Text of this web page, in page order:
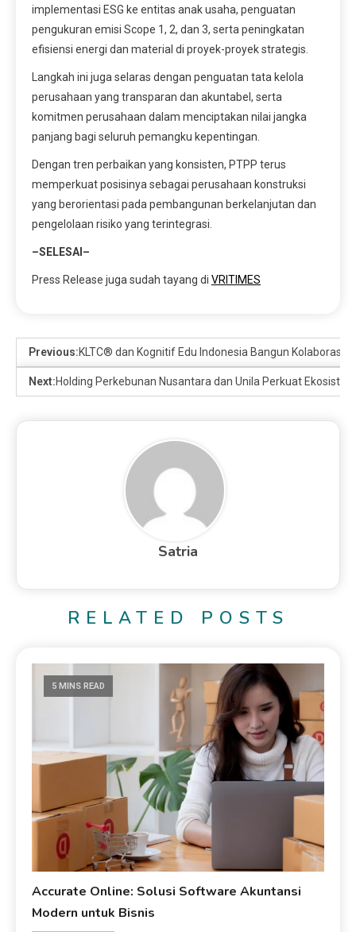
implementasi ESG ke entitas anak usaha, penguatan
pengukuran emisi Scope 1, 2, dan 3, serta peningkatan
efisiensi energi dan material di proyek-proyek strategis.
Langkah ini juga selaras dengan penguatan tata kelola
perusahaan yang transparan dan akuntabel, serta
komitmen perusahaan dalam menciptakan nilai jangka
panjang bagi seluruh pemangku kepentingan.
Dengan tren perbaikan yang konsisten, PTPP terus
memperkuat posisinya sebagai perusahaan konstruksi
yang berorientasi pada pembangunan berkelanjutan dan
pengelolaan risiko yang terintegrasi.
–SELESAI–
Press Release juga sudah tayang di VRITIMES
Previous:KLTC® dan Kognitif Edu Indonesia Bangun Kolaborasi,
Next:Holding Perkebunan Nusantara dan Unila Perkuat
Satria
RELATED POSTS
5 MINS READ
Accurate Online: Solusi Software Akuntansi
Modern untuk Bisnis